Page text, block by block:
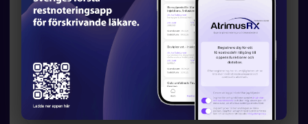
Slutdatum:-
Orsak till restsituation
Kvalitetsrelaterade orsaker
Läkemedelsverkets information om möjliga